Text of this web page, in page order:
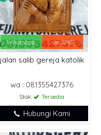
Whatsapp via SMS
jalan salib gereja katolik
wa : 081355427376
Stok: Tersedia
Hubungi Kami